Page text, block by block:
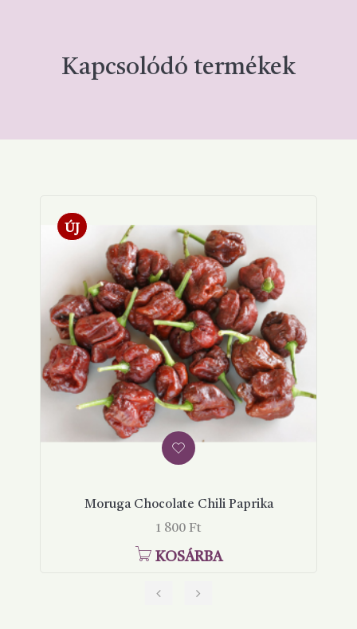
Kapcsolódó termékek
ÚJ
Moruga Chocolate Chili Paprika
Ár
1 800 Ft
KOSÁRBA